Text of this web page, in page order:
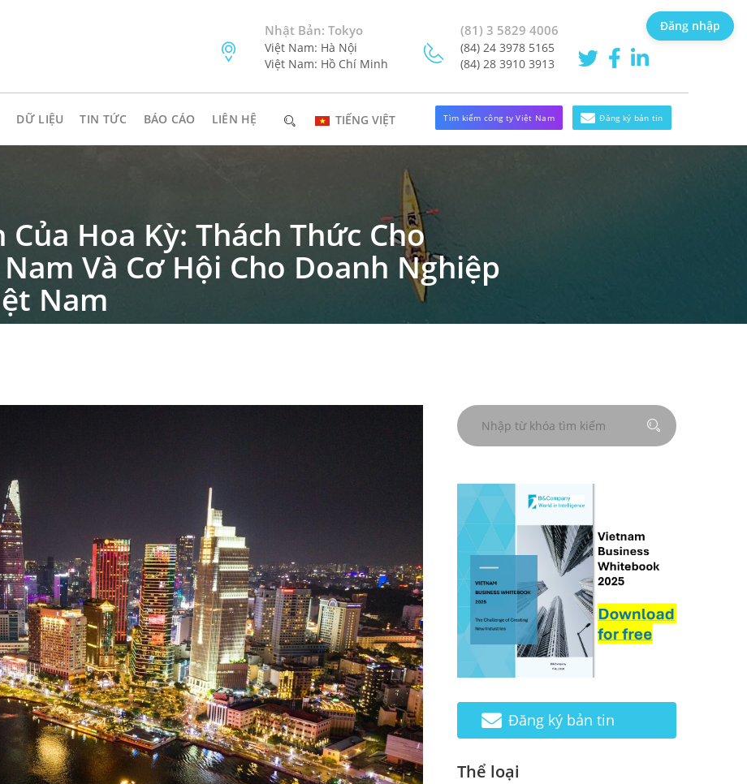
Nhật Bản: Tokyo
Việt Nam: Hà Nội
Việt Nam: Hồ Chí Minh
(81) 3 5829 4006
(84) 24 3978 5165
(84) 28 3910 3913
DỮ LIỆU TIN TỨC BÁO CÁO LIÊN HỆ TIẾNG VIỆT Tìm kiếm công ty Việt Nam Đăng ký bản tin
Hoa Kỳ: Thách Thức Cho
Và Cơ Hội Cho Doanh Nghiệp
Nam
Đăng ký bản tin
Thể loại
Đăng nhập
ĐĂNG KÝ NHẬN BẢN TIN